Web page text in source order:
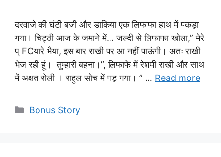
दरवाजे की घंटी बजी और डाकिया एक लिफाफा हाथ में पकड़ा
गया। चिट्ठी आज के जमाने में… जल्दी से लिफाफा खोला,” मेरे
प् FCयारे भैया, इस बार राखी पर आ नहीं पाऊंगी। अतः राखी
भेज रही हूं। तुम्हारी बहना।”, लिफाफे में रेशमी राखी और साथ
में अक्षत रोली ‌। राहुल सोच में पड़ गया। ” … Read more
Categories
Bonus Story